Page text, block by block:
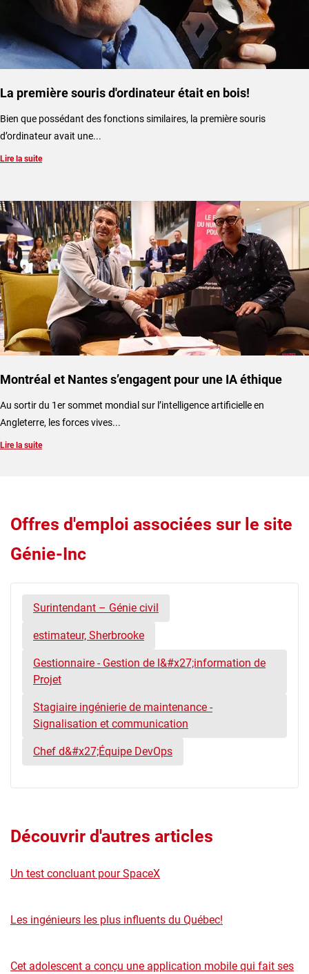
La première souris d'ordinateur était en bois!
Bien que possédant des fonctions similaires, la première souris
d’ordinateur avait une...
Lire la suite
Montréal et Nantes s’engagent pour une IA éthique
​Au sortir du 1er sommet mondial sur l’intelligence artificielle en
Angleterre, les forces vives...
Lire la suite
Offres d'emploi associées sur le site
Génie-Inc
Surintendant – Génie civil
estimateur, Sherbrooke
Gestionnaire - Gestion de l&#x27;information de
Projet
Stagiaire ingénierie de maintenance -
Signalisation et communication
Chef d&#x27;Équipe DevOps
Découvrir d'autres articles
Un test concluant pour SpaceX
Les ingénieurs les plus influents du Québec!
Cet adolescent a conçu une application mobile qui fait ses